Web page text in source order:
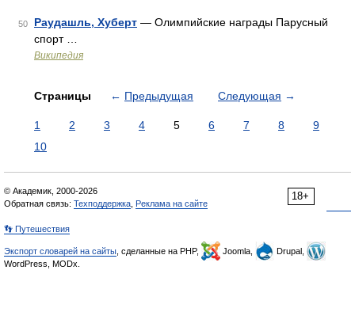
50 Раудашль, Хуберт — Олимпийские награды Парусный
спорт …
Википедия
Страницы ← Предыдущая Следующая →
1 2 3 4 5 6 7 8
9
10
18+
© Академик, 2000-2026
Обратная связь: Техподдержка Реклама на сайте
👣 Путешествия
Экспорт словарей на сайты , сделанные на PHP, Joomla,
Drupal,
WordPress, MODx.